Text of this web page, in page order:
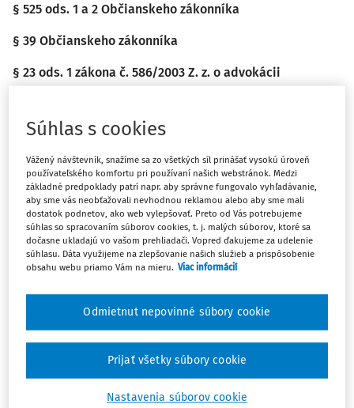
§ 525 ods. 1 a 2 Občianskeho zákonníka
§ 39 Občianskeho zákonníka
§ 23 ods. 1 zákona č. 586/2003 Z. z. o advokácii
Zmluva o postúpení pohľadávok vzniknutých advokátovi
za poskytovanie právnych služieb podľa zákona
č. 586/2003 Z. z. o advokácii na tretiu osobu, neviazanú
povinnosťou mlčanlivosti, je podľa § 39 OZ neplatným
právnym úkonom, ak nebol advokát povinnosti
mlčanlivosti klientom zbavený.
Rozhodnutie Najvyššieho súdu SR, sp. zn. 4/Obdo/78/2021
SKUTKOVÝ STAV
Máte predplatné?
Súhlas s cookies
Vážený návštevník, snažíme sa zo všetkých síl prinášať vysokú úroveň
používateľského komfortu pri používaní našich webstránok. Medzi
základné predpoklady patrí napr. aby správne fungovalo vyhľadávanie,
aby sme vás neobťažovali nevhodnou reklamou alebo aby sme mali
dostatok podnetov, ako web vylepšovať. Preto od Vás potrebujeme
súhlas so spracovaním súborov cookies, t. j. malých súborov, ktoré sa
dočasne ukladajú vo vašom prehliadači. Vopred ďakujeme za udelenie
súhlasu. Dáta využijeme na zlepšovanie našich služieb a prispôsobenie
obsahu webu priamo Vám na mieru. Viac informácií
Nastavenia súborov cookie
Odmietnut nepovinné súbory cookie
Prijať všetky súbory cookie